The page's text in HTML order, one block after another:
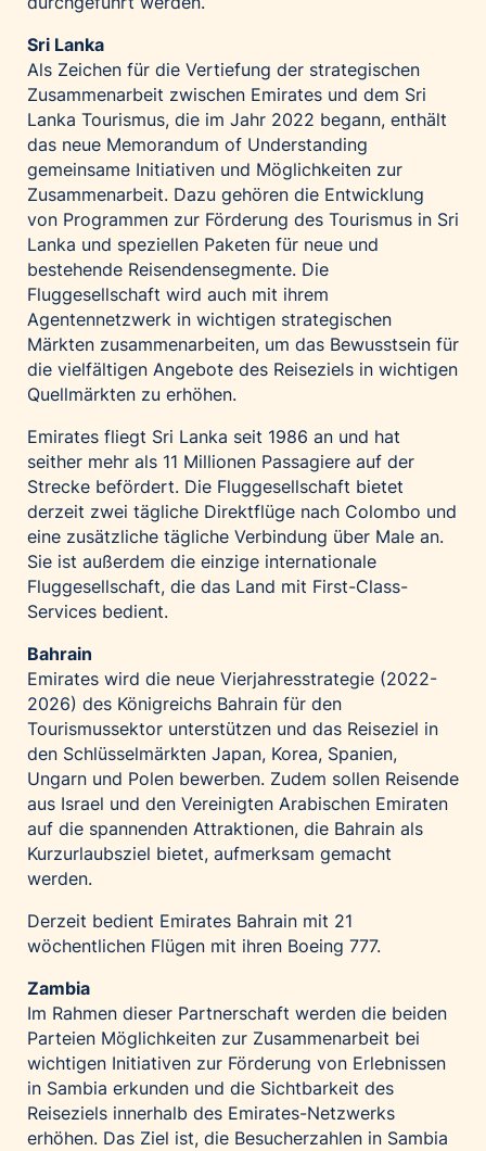
Sri Lanka
Als Zeichen für die Vertiefung der strategischen
Zusammenarbeit zwischen Emirates und dem Sri
Lanka Tourismus, die im Jahr 2022 begann, enthält
das neue Memorandum of Understanding
gemeinsame Initiativen und Möglichkeiten zur
Zusammenarbeit. Dazu gehören die Entwicklung
von Programmen zur Förderung des Tourismus in Sri
Lanka und speziellen Paketen für neue und
bestehende Reisendensegmente. Die
Fluggesellschaft wird auch mit ihrem
Agentennetzwerk in wichtigen strategischen
Märkten zusammenarbeiten, um das Bewusstsein für
die vielfältigen Angebote des Reiseziels in wichtigen
Quellmärkten zu erhöhen.
Emirates fliegt Sri Lanka seit 1986 an und hat
seither mehr als 11 Millionen Passagiere auf der
Strecke befördert. Die Fluggesellschaft bietet
derzeit zwei tägliche Direktflüge nach Colombo und
eine zusätzliche tägliche Verbindung über Male an.
Sie ist außerdem die einzige internationale
Fluggesellschaft, die das Land mit First-Class-
Services bedient.
Bahrain
Emirates wird die neue Vierjahresstrategie (2022-
2026) des Königreichs Bahrain für den
Tourismussektor unterstützen und das Reiseziel in
den Schlüsselmärkten Japan, Korea, Spanien,
Ungarn und Polen bewerben. Zudem sollen Reisende
aus Israel und den Vereinigten Arabischen Emiraten
auf die spannenden Attraktionen, die Bahrain als
Kurzurlaubsziel bietet, aufmerksam gemacht
werden.
Derzeit bedient Emirates Bahrain mit 21
wöchentlichen Flügen mit ihren Boeing 777.
Zambia
Im Rahmen dieser Partnerschaft werden die beiden
Parteien Möglichkeiten zur Zusammenarbeit bei
wichtigen Initiativen zur Förderung von Erlebnissen
in Sambia erkunden und die Sichtbarkeit des
Reiseziels innerhalb des Emirates-Netzwerks
erhöhen. Das Ziel ist, die Besucherzahlen in Sambia